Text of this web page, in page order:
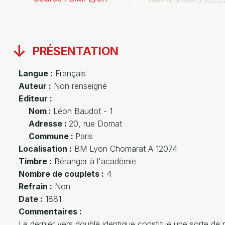
PRÉSENTATION
Langue : Français
Auteur : Non renseigné
Editeur :
Nom : Léon Baudot - 1
Adresse : 20, rue Domat
Commune : Paris
Localisation : BM Lyon Chomarat A 12074
Timbre : Béranger à l'académie
Nombre de couplets : 4
Refrain : Non
Date : 1881
Commentaires :